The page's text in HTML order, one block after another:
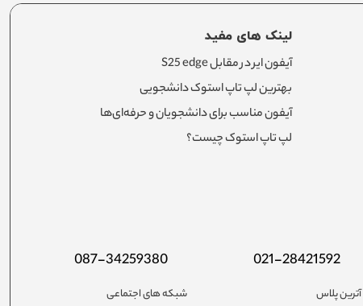
لینک های مفید
آیفون ایر در مقابل S25 edge
بهترین لپ تاپ استوک دانشجویی
آیفون مناسب برای دانشجویان و حرفه‌ای‌ها
لپ تاپ استوک چیست؟
021-28421592
087-34259380
آترین پلاس شبکه های اجتماعی